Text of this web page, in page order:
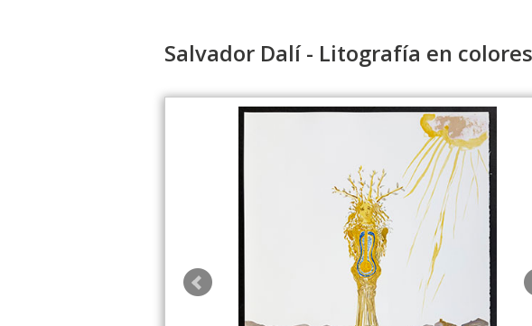
Salvador Dalí - Litografía en colores